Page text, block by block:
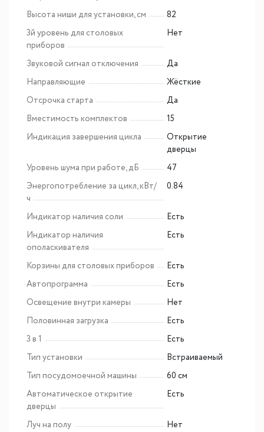
Высота ниши для установки, см
82
3й уровень для столовых
приборов
Нет
Звуковой сигнал отключения
Да
Направляющие
Жёсткие
Отсрочка старта
Да
Вместимость комплектов
15
Индикация завершения цикла
Открытие
дверцы
Уровень шума при работе, дБ
47
Энергопотребление за цикл, кВт/
ч
0.84
Индикатор наличия соли
Есть
Индикатор наличия
ополаскивателя
Есть
Корзины для столовых приборов
Есть
Автопрограмма
Есть
Освещение внутри камеры
Нет
Половинная загрузка
Есть
3 в 1
Есть
Тип установки
Встраиваемый
Тип посудомоечной машины
60 см
Автоматическое открытие
дверцы
Есть
Луч на полу
Нет